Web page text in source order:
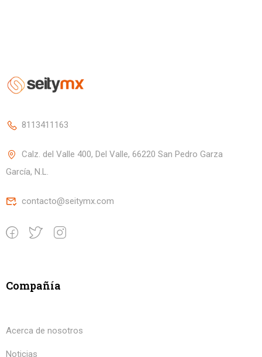
8113411163
Calz. del Valle 400, Del Valle, 66220 San Pedro Garza
García, N.L.
contacto@seitymx.com
Compañía
Acerca de nosotros
Noticias